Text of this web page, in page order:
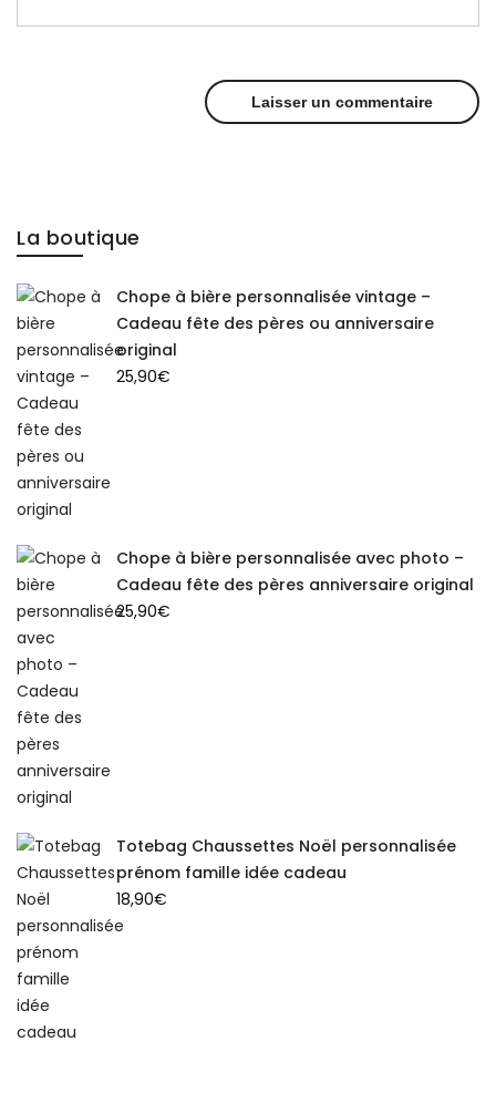
La boutique
Chope à bière personnalisée vintage –
Cadeau fête des pères ou anniversaire
original
25,90€
Chope à bière personnalisée avec photo –
Cadeau fête des pères anniversaire original
25,90€
Totebag Chaussettes Noël personnalisée
prénom famille idée cadeau
18,90€